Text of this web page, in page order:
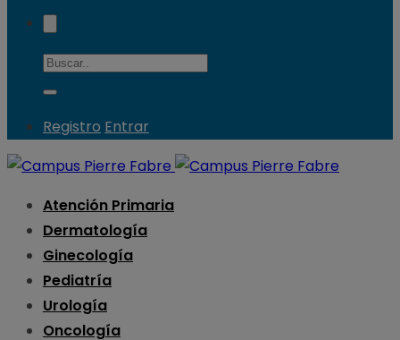
Registro Entrar
Atención Primaria
Dermatología
Ginecología
Pediatría
Urología
Oncología